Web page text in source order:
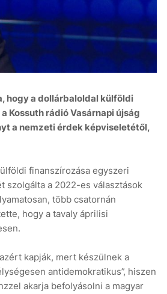
hogy a dollárbaloldal külföldi
Kossuth rádió Vasárnapi újság
a nemzeti érdek képviseletétől,
finanszírozása egyszeri
szolgálta a 2022-es választások
több csatornán
hogy a tavaly áprilisi
kapják, mert készülnek a
antidemokratikus”, hiszen
akarja befolyásolni a magyar